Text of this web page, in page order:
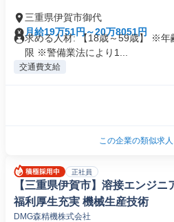
三重県伊賀市御代
月給19万51円～20万8051円
求める人材: 【18歳～59歳】 ※年
限 ※警備業法により1...
交通費支給
この企業の類似求
正社員
【三重県伊賀市】溶接エンジ
福利厚生充実 機械生産技術
DMG森精機株式会社